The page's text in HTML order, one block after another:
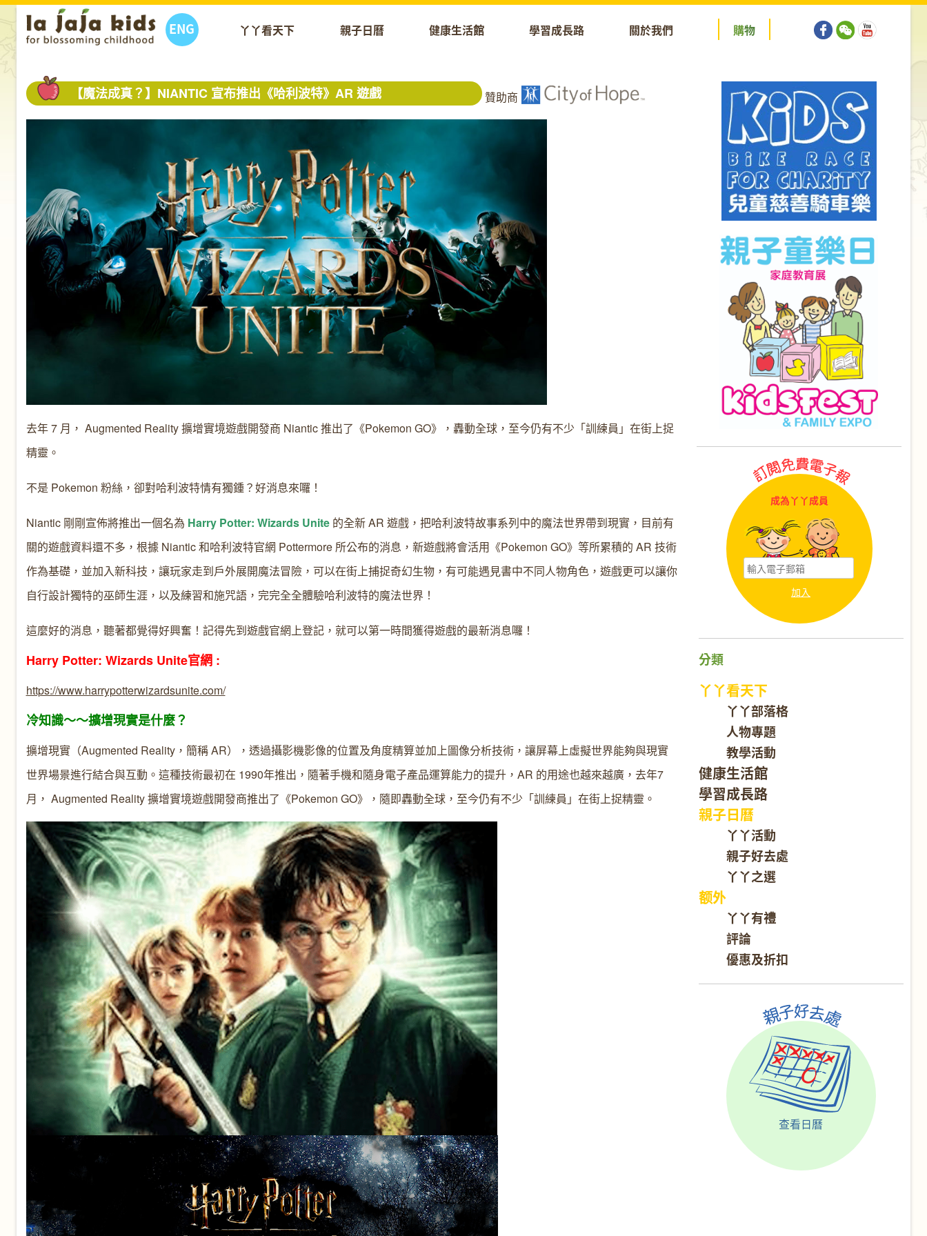
ENG 丫丫看天下 親子日曆 健康生活館 學習成長路 關於我們 購物
【魔法成真？】NIANTIC 宣布推出《哈利波特》AR 遊戲 贊助商
去年 7 月， Augmented Reality 擴增實境遊戲開發商 Niantic 推出了《Pokemon GO》，轟動全球，至今仍有不少「訓練員」在街上捉
精靈。
不是 Pokemon 粉絲，卻對哈利波特情有獨鍾？好消息來囉！
Niantic 剛剛宣佈將推出一個名為 Harry Potter: Wizards Unite的全新 AR 遊戲，把哈利波特故事系列中的魔法世界帶到現實，目前有
關的遊戲資料還不多，根據 Niantic 和哈利波特官網 Pottermore 所公布的消息，新遊戲將會活用《Pokemon GO》等所累積的 AR 技術
作為基礎，並加入新科技，讓玩家走到戶外展開魔法冒險，可以在街上捕捉奇幻生物，有可能遇見書中不同人物角色，遊戲更可以讓你
自行設計獨特的巫師生涯，以及練習和施咒語，完完全全體驗哈利波特的魔法世界！
這麼好的消息，聽著都覺得好興奮！記得先到遊戲官網上登記，就可以第一時間獲得遊戲的最新消息囉！
Harry Potter: Wizards Unite官網 :
https://www.harrypotterwizardsunite.com/
冷知識～～擴增現實是什麼？
擴增現實（Augmented Reality，簡稱 AR），透過攝影機影像的位置及角度精算並加上圖像分析技術，讓屏幕上虛擬世界能夠與現實
世界場景進行結合與互動。這種技術最初在 1990年推出，隨著手機和隨身電子產品運算能力的提升，AR 的用途也越來越廣，去年7
月， Augmented Reality 擴增實境遊戲開發商推出了《Pokemon GO》，隨即轟動全球，至今仍有不少「訓練員」在街上捉精靈。
分類
丫丫看天下
丫丫部落格
人物專題
教學活動
健康生活館
學習成長路
親子日曆
丫丫活動
親子好去處
丫丫之選
额外
丫丫有禮
評論
優惠及折扣
成為丫丫成員
查看日曆